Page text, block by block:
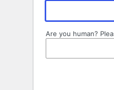
Are you human?